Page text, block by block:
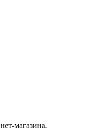
магазина.